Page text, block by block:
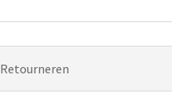
Retourneren